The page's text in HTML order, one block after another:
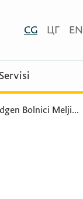
CG ЦГ EN
Bolnici Melji...